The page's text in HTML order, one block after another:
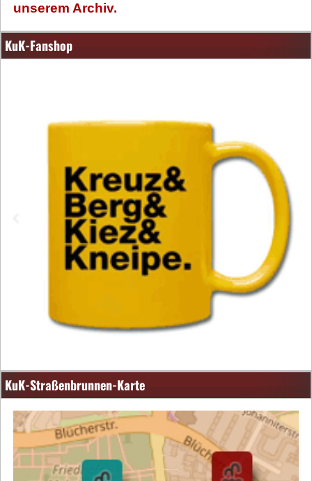
unserem Archiv.
KuK-Fanshop
KuK-Straßenbrunnen-Karte